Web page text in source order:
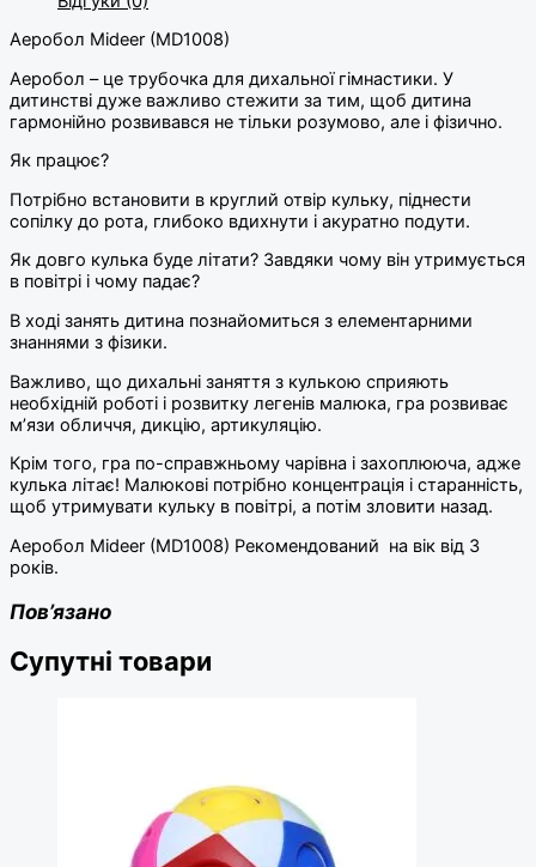
Аеробол Mideer (MD1008)
Аеробол – це трубочка для дихальної гімнастики. У
дитинстві дуже важливо стежити за тим, щоб дитина
гармонійно розвивався не тільки розумово, але і фізично.
Як працює?
Потрібно встановити в круглий отвір кульку, піднести
сопілку до рота, глибоко вдихнути і акуратно подути.
Як довго кулька буде літати? Завдяки чому він утримується
в повітрі і чому падає?
В ході занять дитина познайомиться з елементарними
знаннями з фізики.
Важливо, що дихальні заняття з кулькою сприяють
необхідній роботі і розвитку легенів малюка, гра розвиває
м’язи обличчя, дикцію, артикуляцію.
Крім того, гра по-справжньому чарівна і захоплююча, адже
кулька літає! Малюкові потрібно концентрація і старанність,
щоб утримувати кульку в повітрі, а потім зловити назад.
Аеробол Mideer (MD1008) Рекомендований на вік від 3
років.
Пов’язано
Супутні товари